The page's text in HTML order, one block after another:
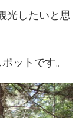
光したいと思
ットです。